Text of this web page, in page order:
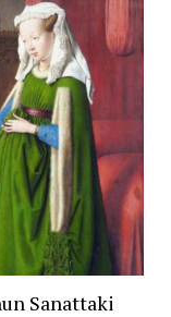
Sanattaki